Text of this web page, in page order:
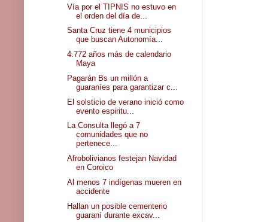
Vía por el TIPNIS no estuvo en
el orden del día de...
Santa Cruz tiene 4 municipios
que buscan Autonomía...
4.772 años más de calendario
Maya
Pagarán Bs un millón a
guaraníes para garantizar c...
El solsticio de verano inició como
evento espiritu...
La Consulta llegó a 7
comunidades que no
pertenece...
Afrobolivianos festejan Navidad
en Coroico
Al menos 7 indígenas mueren en
accidente
Hallan un posible cementerio
guaraní durante excav...